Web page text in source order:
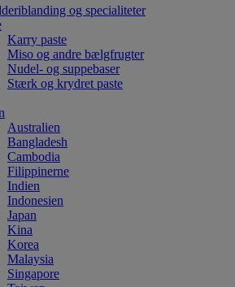
og specialiteter
Karry paste
Miso og andre bælgfrugter
Nudel- og suppebaser
Stærk og krydret paste
Australien
Bangladesh
Cambodia
Filippinerne
Indien
Indonesien
Japan
Kina
Korea
Malaysia
Singapore